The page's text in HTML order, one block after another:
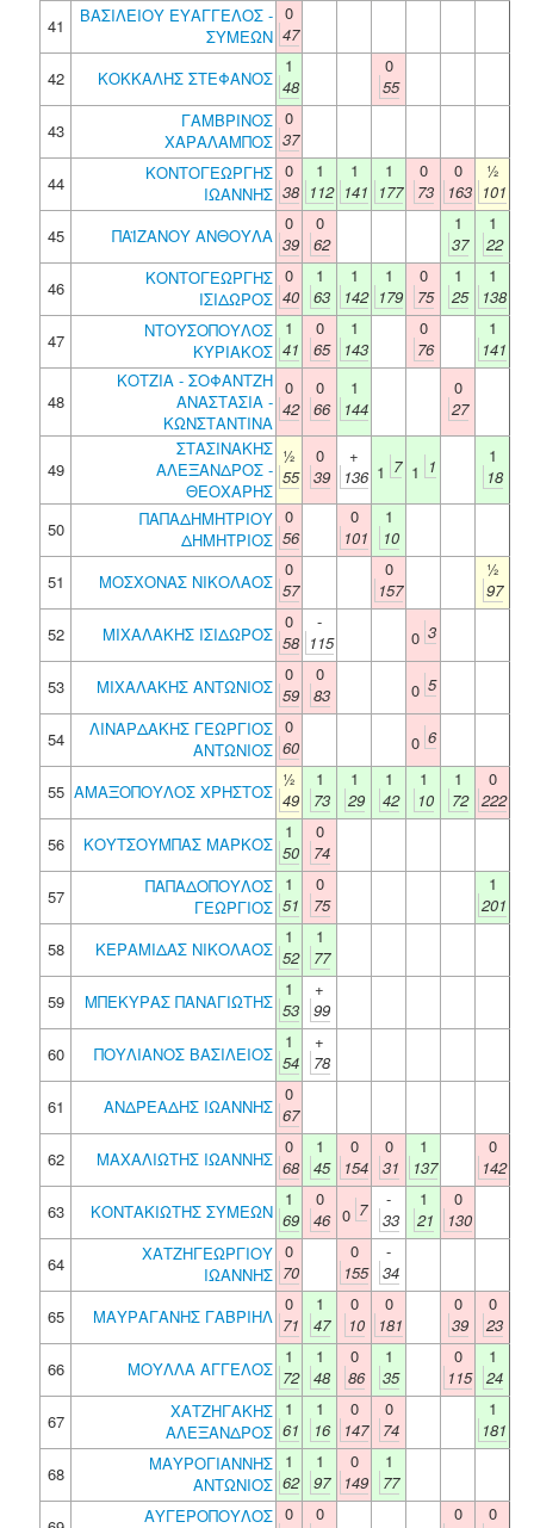
41
ΒΑΣΙΛΕΙΟΥ ΕΥΑΓΓΕΛΟΣ -
ΣΥΜΕΩΝ
0
47
42
ΚΟΚΚΑΛΗΣ ΣΤΕΦΑΝΟΣ
1
48
0
55
43
ΓΑΜΒΡΙΝΟΣ
ΧΑΡΑΛΑΜΠΟΣ
0
37
44
ΚΟΝΤΟΓΕΩΡΓΗΣ
ΙΩΑΝΝΗΣ
0
38
1
112
1
141
1
177
0
73
0
163
½
101
45
ΠΑΪΖΑΝΟΥ ΑΝΘΟΥΛΑ
0
39
0
62
1
37
1
22
46
ΚΟΝΤΟΓΕΩΡΓΗΣ
ΙΣΙΔΩΡΟΣ
0
40
1
63
1
142
1
179
0
75
1
25
1
138
47
ΝΤΟΥΣΟΠΟΥΛΟΣ
ΚΥΡΙΑΚΟΣ
1
41
0
65
1
143
0
76
1
141
48
ΚΟΤΖΙΑ - ΣΟΦΑΝΤΖΗ
ΑΝΑΣΤΑΣΙΑ -
ΚΩΝΣΤΑΝΤΙΝΑ
0
42
0
66
1
144
0
27
49
ΣΤΑΣΙΝΑΚΗΣ
ΑΛΕΞΑΝΔΡΟΣ -
ΘΕΟΧΑΡΗΣ
½
55
0
39
+
136 1 7 1 1
1
18
50
ΠΑΠΑΔΗΜΗΤΡΙΟΥ
ΔΗΜΗΤΡΙΟΣ
0
56
0
101
1
10
51
ΜΟΣΧΟΝΑΣ ΝΙΚΟΛΑΟΣ
0
57
0
157
½
97
52
ΜΙΧΑΛΑΚΗΣ ΙΣΙΔΩΡΟΣ
0
58
-
115
0 3
53 ΜΙΧΑΛΑΚΗΣ ΑΝΤΩΝΙΟΣ
0
59
0
83
0 5
54
ΛΙΝΑΡΔΑΚΗΣ ΓΕΩΡΓΙΟΣ
ΑΝΤΩΝΙΟΣ
0
60
0 6
55 ΑΜΑΞΟΠΟΥΛΟΣ ΧΡΗΣΤΟΣ
½
49
1
73
1
29
1
42
1
10
1
72
0
222
56
ΚΟΥΤΣΟΥΜΠΑΣ ΜΑΡΚΟΣ
1
50
0
74
57
ΠΑΠΑΔΟΠΟΥΛΟΣ
ΓΕΩΡΓΙΟΣ
1
51
0
75
1
201
58
ΚΕΡΑΜΙΔΑΣ ΝΙΚΟΛΑΟΣ
1
52
1
77
59
ΜΠΕΚΥΡΑΣ ΠΑΝΑΓΙΩΤΗΣ
1
53
+
99
60
ΠΟΥΛΙΑΝΟΣ ΒΑΣΙΛΕΙΟΣ
1
54
+
78
61
ΑΝΔΡΕΑΔΗΣ ΙΩΑΝΝΗΣ
0
67
62
ΜΑΧΑΛΙΩΤΗΣ ΙΩΑΝΝΗΣ
0
68
1
45
0
154
0
31
1
137
0
142
63
ΚΟΝΤΑΚΙΩΤΗΣ ΣΥΜΕΩΝ
1
69
0
46 0 7
-
33
1
21
0
130
64
ΧΑΤΖΗΓΕΩΡΓΙΟΥ
ΙΩΑΝΝΗΣ
0
70
0
155
-
34
65
ΜΑΥΡΑΓΑΝΗΣ ΓΑΒΡΙΗΛ
0
71
1
47
0
10
0
181
0
39
0
23
66
ΜΟΥΛΛΑ ΑΓΓΕΛΟΣ
1
72
1
48
0
86
1
35
0
115
1
24
67
ΧΑΤΖΗΓΑΚΗΣ
ΑΛΕΞΑΝΔΡΟΣ
1
61
1
16
0
147
0
74
1
181
68
ΜΑΥΡΟΓΙΑΝΝΗΣ
ΑΝΤΩΝΙΟΣ
1
62
1
97
0
149
1
77
ΑΥΓΕΡΟΠΟΥΛΟΣ 0
0
0
0